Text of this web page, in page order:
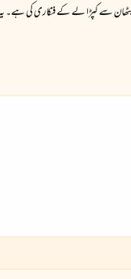
پٹھان سے کپڑا لے کے فنکاری کی ہے۔